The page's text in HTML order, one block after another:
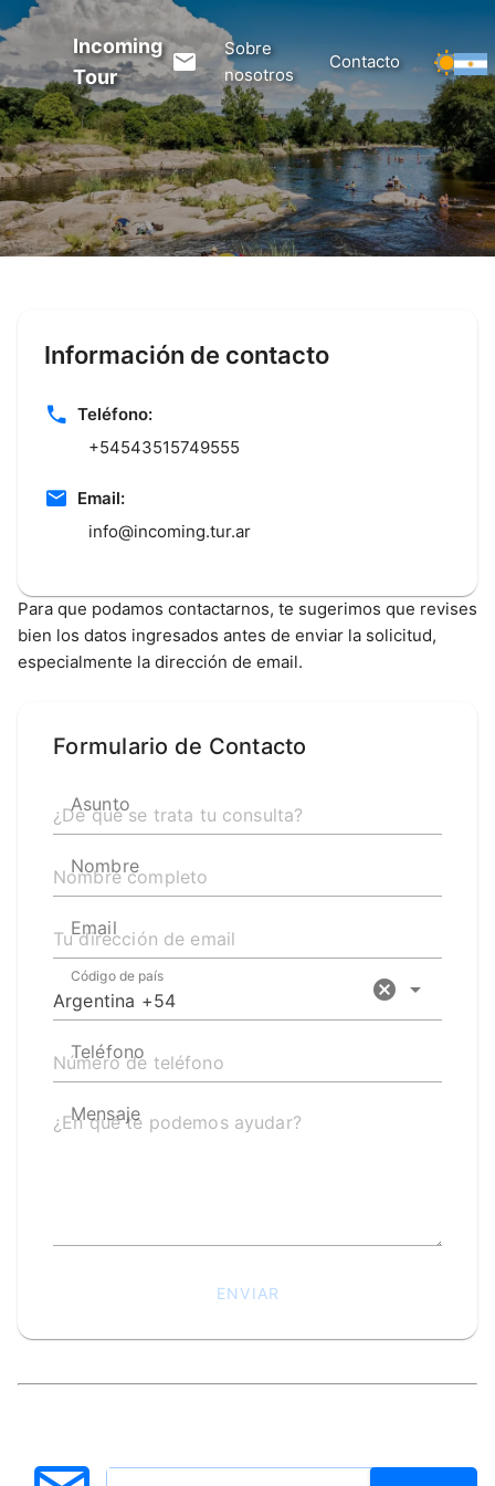
Incoming
Tour
Sobre
nosotros
Contacto
Información de contacto
Teléfono:
+54543515749555
Email:
info@incoming.tur.ar
Para que podamos contactarnos, te sugerimos que revises
bien los datos ingresados antes de enviar la solicitud,
especialmente la dirección de email.
Formulario de Contacto
Asunto
Nombre
Email
Código de país
Argentina +54
Teléfono
Mensaje
ENVIAR